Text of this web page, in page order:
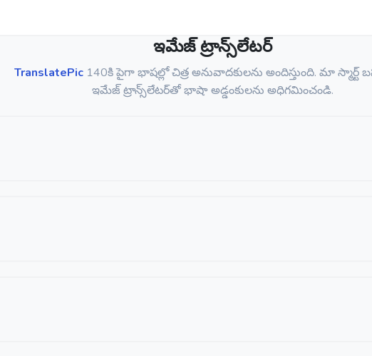
ఇమేజ్ ట్రాన్స్‌లేటర్
TranslatePic140కి పైగా భాషల్లో చిత్ర అనువాదకులను అందిస్తుంది. మా
ఇమేజ్ ట్రాన్స్‌లేటర్‌తో భాషా అడ్డంకులను అధిగమించండి.